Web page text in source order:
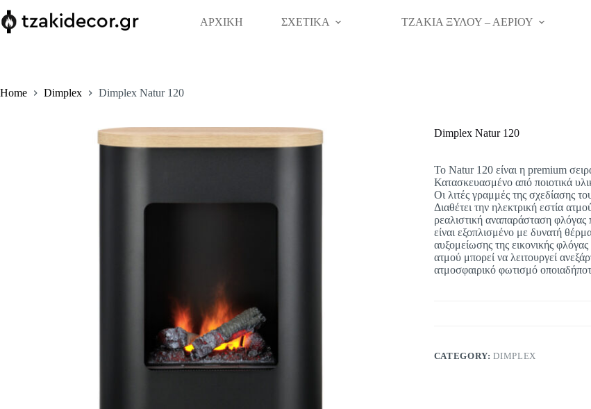
to
content
ΑΡΧΙΚΗ ΣΧΕΤΙΚΑ ΤΖΑΚΙΑ ΞΥΛΟΥ – ΑΕΡΙΟΥ
Home Dimplex Dimplex Natur 120
Dimplex Natur 120
To Natur 120 είναι η premium
Κατασκευασμένο από ποιοτικά
Οι λιτές γραμμές της σχεδίασης
Διαθέτει την ηλεκτρική εστία
ρεαλιστική αναπαράσταση φλόγας
είναι εξοπλισμένο με δυνατή
αυξομείωσης της εικονικής
ατμού μπορεί να λειτουργεί
ατμοσφαιρικό φωτισμό
CATEGORY:DIMPLEX